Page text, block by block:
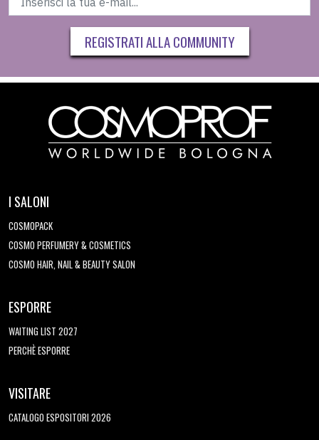
REGISTRATI ALLA COMMUNITY
I SALONI
COSMOPACK
COSMO PERFUMERY & COSMETICS
COSMO HAIR, NAIL & BEAUTY SALON
ESPORRE
WAITING LIST 2027
PERCHÈ ESPORRE
VISITARE
CATALOGO ESPOSITORI 2026